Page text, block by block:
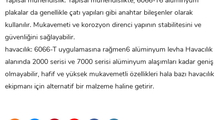
plakalar da genellikle çatı yapıları gibi anahtar bileşenler olarak
kullanılır. Mukavemeti ve korozyon direnci yapının stabilitesini ve
güvenliğini sağlayabilir.
havacılık: 6066-T uygulamasına rağmen6 alüminyum levha Havacılık
alanında 2000 serisi ve 7000 serisi alüminyum alaşımları kadar geniş
olmayabilir, hafif ve yüksek mukavemetli özellikleri hala bazı havacılık
ekipmanı için alternatif bir malzeme haline getirir.